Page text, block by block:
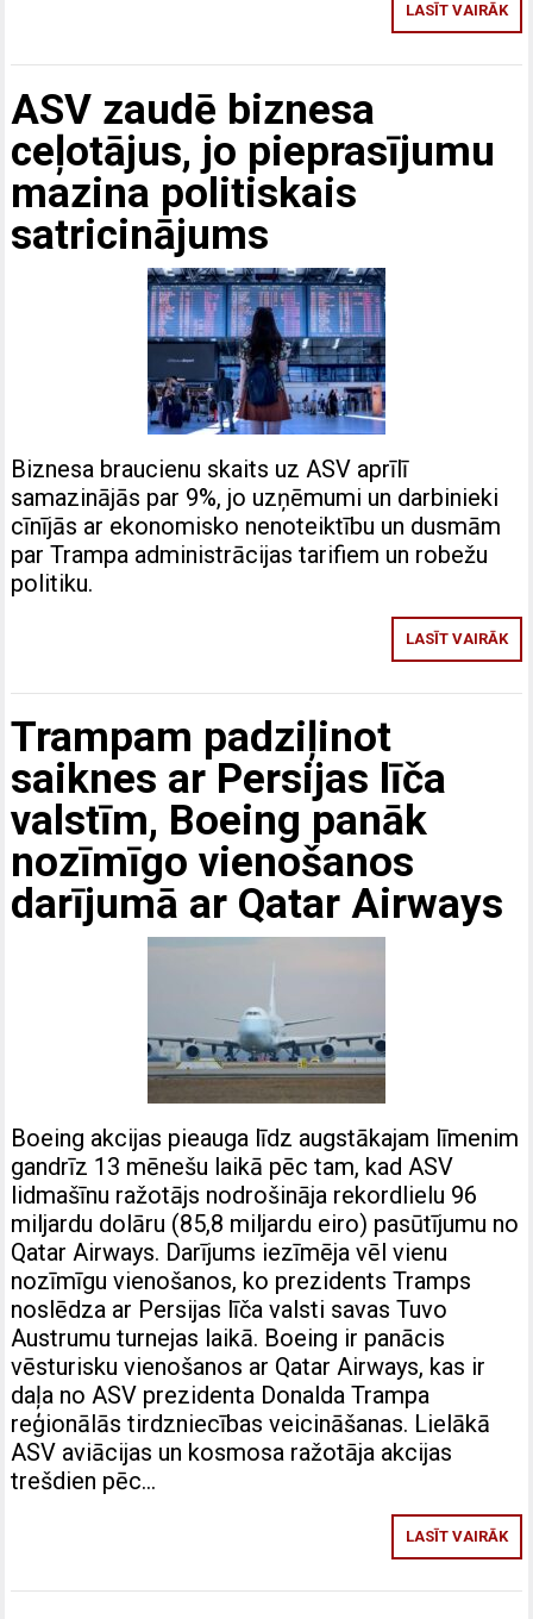
LASĪT VAIRĀK
ASV zaudē biznesa
ceļotājus, jo pieprasījumu
mazina politiskais
satricinājums
Biznesa braucienu skaits uz ASV aprīlī
samazinājās par 9%, jo uzņēmumi un darbinieki
cīnījās ar ekonomisko nenoteiktību un dusmām
par Trampa administrācijas tarifiem un robežu
politiku.
LASĪT VAIRĀK
Trampam padziļinot
saiknes ar Persijas līča
valstīm, Boeing panāk
nozīmīgo vienošanos
darījumā ar Qatar Airways
Boeing akcijas pieauga līdz augstākajam līmenim
gandrīz 13 mēnešu laikā pēc tam, kad ASV
lidmašīnu ražotājs nodrošināja rekordlielu 96
miljardu dolāru (85,8 miljardu eiro) pasūtījumu no
Qatar Airways. Darījums iezīmēja vēl vienu
nozīmīgu vienošanos, ko prezidents Tramps
noslēdza ar Persijas līča valsti savas Tuvo
Austrumu turnejas laikā. Boeing ir panācis
vēsturisku vienošanos ar Qatar Airways, kas ir
daļa no ASV prezidenta Donalda Trampa
reģionālās tirdzniecības veicināšanas. Lielākā
ASV aviācijas un kosmosa ražotāja akcijas
trešdien pēc…
LASĪT VAIRĀK